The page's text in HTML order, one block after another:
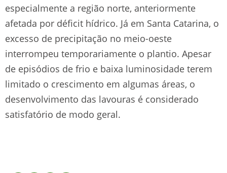
especialmente a região norte, anteriormente
afetada por déficit hídrico. Já em Santa Catarina, o
excesso de precipitação no meio-oeste
interrompeu temporariamente o plantio. Apesar
de episódios de frio e baixa luminosidade terem
limitado o crescimento em algumas áreas, o
desenvolvimento das lavouras é considerado
satisfatório de modo geral.